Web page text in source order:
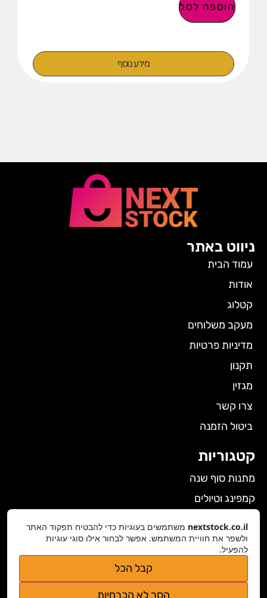
הוספה לסל
מידע נוסף
ניווט באתר
עמוד הבית
אודות
קטלוג
מעקב משלוחים
מדיניות פרטיות
תקנון
מגזין
צרו קשר
ביטול הזמנה
קטגוריות
מתנות סוף שנה
קמפינג וטיולים
גאדג'טים
nextstock.co.il@gmail.com
nextstock.co.il משתמשים בעוגיות כדי להבטיח תפקוד האתר
ולשפר את חוויית המשתמש. אפשר לבחור אילו סוגי עוגיות
להפעיל.
קבל הכל
הסר לא הכרחיות